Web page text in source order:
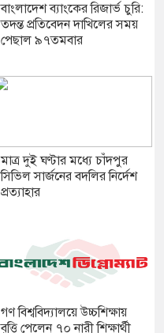
বাংলাদেশ ব্যাংকের রিজার্ভ চুরি:
তদন্ত প্রতিবেদন দাখিলের সময়
পেছাল ৯৭তমবার
মাত্র দুই ঘণ্টার মধ্যে চাঁদপুর
সিভিল সার্জনের বদলির নির্দেশ
প্রত্যাহার
গণ বিশ্ববিদ্যালয়ে উচ্চশিক্ষায়
বৃত্তি পেলেন ৭০ নারী শিক্ষার্থী